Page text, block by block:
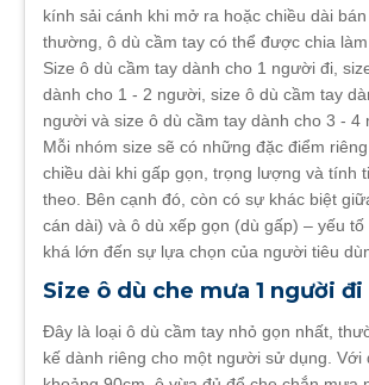
kính sải cánh khi mở ra hoặc chiều dài
thường, ô dù cầm tay có thể được chia
Size ô dù cầm tay dành cho 1 người đi,
dành cho 1 - 2 người, size ô dù cầm tay
người và size ô dù cầm tay dành cho 3 - 4
Mỗi nhóm size sẽ có những đặc điểm
chiều dài khi gấp gọn, trọng lượng và tính
theo. Bên cạnh đó, còn có sự khác biệt
cán dài) và ô dù xếp gọn (dù gấp) – yếu
khá lớn đến sự lựa chọn của người tiêu
Size ô dù che mưa 1 người đi
Đây là loại ô dù cầm tay nhỏ gọn nhất,
kế dành riêng cho một người sử dụng. Với